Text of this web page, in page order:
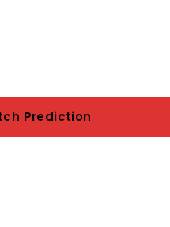
Prediction